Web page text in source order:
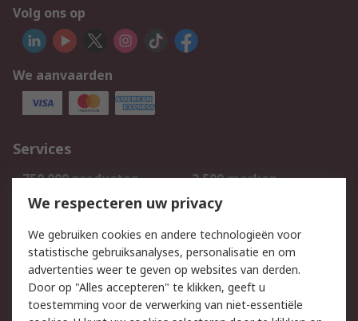
Volg ons op
We aanvaarden
Services
750.000 producten
2.500 merken
Bestellen
Inkoopoplossingen
Track & Trace
Wettelijk
Cookiebeleid Email veiligheid
We respecteren uw privacy
We gebruiken cookies en andere technologieën voor
statistische gebruiksanalyses, personalisatie en om
advertenties weer te geven op websites van derden.
Door op "Alles accepteren" te klikken, geeft u
toestemming voor de verwerking van niet-essentiële